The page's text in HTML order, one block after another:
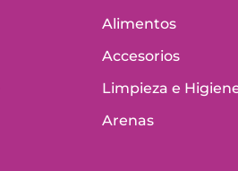
Alimentos
Accesorios
Limpieza e
Arenas